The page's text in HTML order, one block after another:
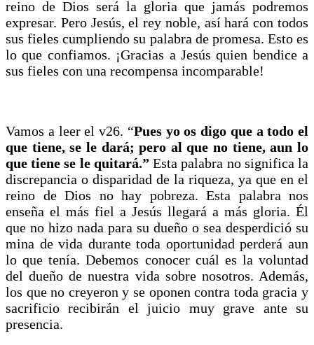
reino de Dios será la gloria que jamás podremos
expresar. Pero Jesús, el rey noble, así hará con todos
sus fieles cumpliendo su palabra de promesa. Esto es
lo que confiamos. ¡Gracias a Jesús quien bendice a
sus fieles con una recompensa incomparable!
Vamos a leer el v26. “Pues yo os digo que a todo el
que tiene, se le dará; pero al que no tiene, aun lo
que tiene se le quitará.” Esta palabra no significa la
discrepancia o disparidad de la riqueza, ya que en el
reino de Dios no hay pobreza. Esta palabra nos
enseña el más fiel a Jesús llegará a más gloria. Él
que no hizo nada para su dueño o sea desperdició su
mina de vida durante toda oportunidad perderá aun
lo que tenía. Debemos conocer cuál es la voluntad
del dueño de nuestra vida sobre nosotros. Además,
los que no creyeron y se oponen contra toda gracia y
sacrificio recibirán el juicio muy grave ante su
presencia.